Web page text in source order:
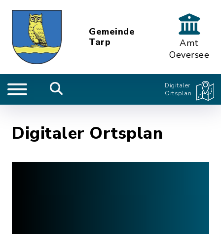
Gemeinde
Tarp
Amt
Oeversee
Digitaler
Ortsplan
Digitaler Ortsplan